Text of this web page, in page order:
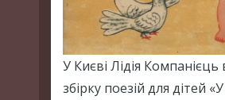
У Києві Лідія Компанієць
збірку поезій для дітей «У